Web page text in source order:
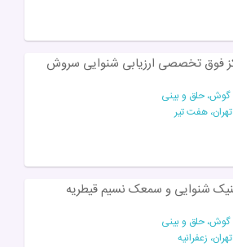
فوق تخصصی ارزیابی شنوایی سروش
گوش، حلق و بینی
تهران، هفت تیر
شنوایی و سمعک نسیم قیطریه
گوش، حلق و بینی
تهران، زعفرانیه